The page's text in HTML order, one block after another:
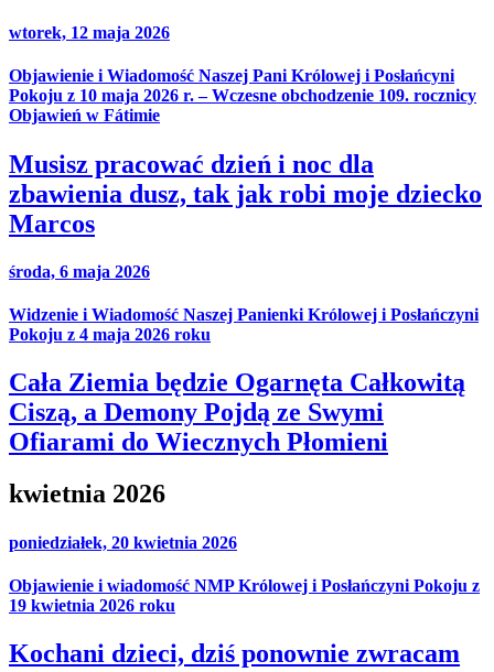
wtorek, 12 maja 2026
Objawienie i Wiadomość Naszej Pani Królowej i Posłańcyni
Pokoju z 10 maja 2026 r. – Wczesne obchodzenie 109. rocznicy
Objawień w Fátimie
Musisz pracować dzień i noc dla
zbawienia dusz, tak jak robi moje dziecko
Marcos
środa, 6 maja 2026
Widzenie i Wiadomość Naszej Panienki Królowej i Posłańczyni
Pokoju z 4 maja 2026 roku
Cała Ziemia będzie Ogarnęta Całkowitą
Ciszą, a Demony Pojdą ze Swymi
Ofiarami do Wiecznych Płomieni
kwietnia 2026
poniedziałek, 20 kwietnia 2026
Objawienie i wiadomość NMP Królowej i Posłańczyni Pokoju z
19 kwietnia 2026 roku
Kochani dzieci, dziś ponownie zwracam